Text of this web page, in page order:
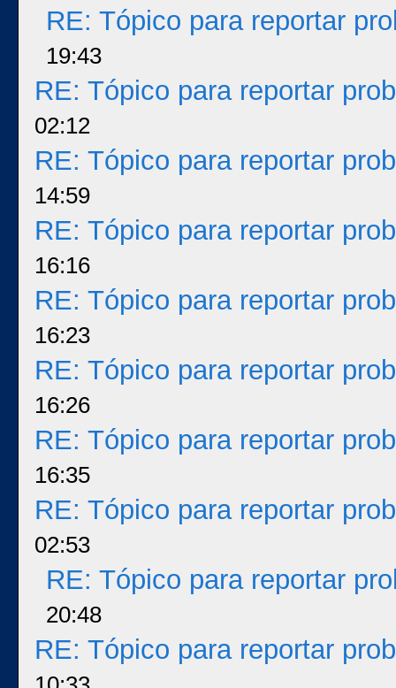
RE: Tópico para reportar
19:43
RE: Tópico para reportar
02:12
RE: Tópico para reportar
14:59
RE: Tópico para reportar
16:16
RE: Tópico para reportar
16:23
RE: Tópico para reportar
16:26
RE: Tópico para reportar
16:35
RE: Tópico para reportar
02:53
RE: Tópico para reportar
20:48
RE: Tópico para reportar